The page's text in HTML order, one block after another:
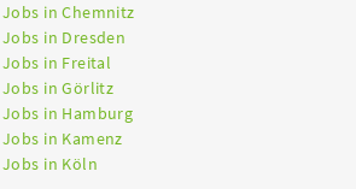
Jobs in Chemnitz
Jobs in Dresden
Jobs in Freital
Jobs in Görlitz
Jobs in Hamburg
Jobs in Kamenz
Jobs in Köln